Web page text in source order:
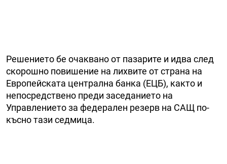
Решението бе очаквано от пазарите и идва след
скорошно повишение на лихвите от страна на
Европейската централна банка (ЕЦБ), както и
непосредствено преди заседанието на
Управлението за федерален резерв на САЩ по-
късно тази седмица.